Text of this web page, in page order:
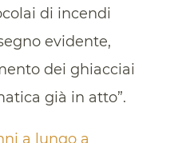
di incendi
evidente,
dei ghiacciai
già in atto”.
a lungo a